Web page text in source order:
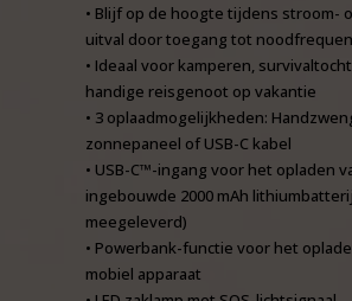
• Blijf op de hoogte tijdens stroom-
uitval door toegang tot
• Ideaal voor kamperen,
handige reisgenoot op vakantie
• 3 oplaadmogelijkheden:
zonnepaneel of USB-C kabel
• USB-C™-ingang voor het opladen
ingebouwde 2000 mAh
meegeleverd)
• Powerbank-functie voor het
mobiel apparaat